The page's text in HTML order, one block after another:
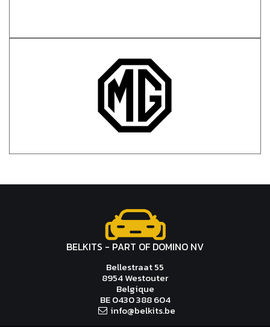
BELKITS - PART OF DOMINO NV
Bellestraat 55
8954 Westouter
Belgique
BE 0430 388 604
info@belkits.be